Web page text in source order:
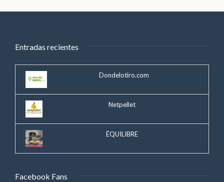
Entradas recientes
Dondelotiro.com
Netpellet
ÉQUILIBRE
Facebook Fans